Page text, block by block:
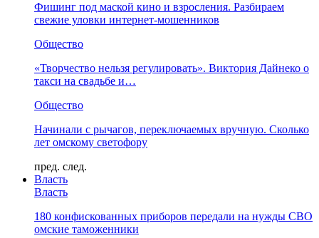
Фишинг под маской кино и взросления. Разбираем
свежие уловки интернет-мошенников
Общество
«Творчество нельзя регулировать». Виктория Дайнеко о
такси на свадьбе и…
Общество
Начинали с рычагов, переключаемых вручную. Сколько
лет омскому светофору
пред. след.
Власть
Власть
180 конфискованных приборов передали на нужды СВО
омские таможенники